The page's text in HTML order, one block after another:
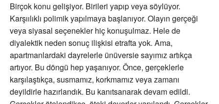
Birçok konu gelişiyor. Birileri yapıp veya söylüyor.
Karşıılıklı polimik yapılmaya başlanıyor. Olayın gerçeği
veya siyasal seçenekler hiç konuşulmaz. Hele de
diyalektik neden sonuç ilişkisi etrafta yok. Ama,
apartmanlardaki dayrelerle ünüversie sayımız artıkça
artıyor. Bu döngü hep yaşanıyor. Önce, gerçeklerle
karşılaştıkça, susmamız, korkmamız veya zamanı
deyildirle hazırlandık. Bu kanıtsanarak devam edildi.